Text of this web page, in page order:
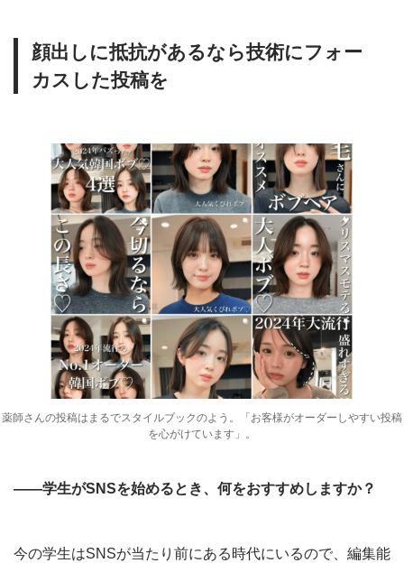
顔出しに抵抗があるなら技術にフォー
カスした投稿を
薬師さんの投稿はまるでスタイルブックのよう。「お客様がオーダーしやすい投稿
を心がけています」。
――学生がSNSを始めるとき、何をおすすめしますか？
今の学生はSNSが当たり前にある時代にいるので、編集能